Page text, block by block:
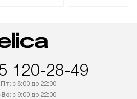
заказ»,
сайта.
по монтажу
120-28-49
с 8:00 до 22:00
с 9:00 до 22:00